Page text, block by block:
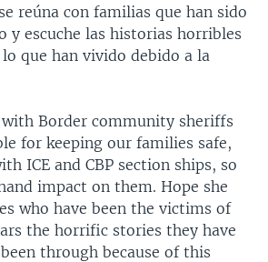
reúna con familias que han sido
y escuche las historias horribles
que han vivido debido a la
with Border community sheriffs
for keeping our families safe,
ICE and CBP section ships, so
impact on them. Hope she
who have been the victims of
the horrific stories they have
through because of this